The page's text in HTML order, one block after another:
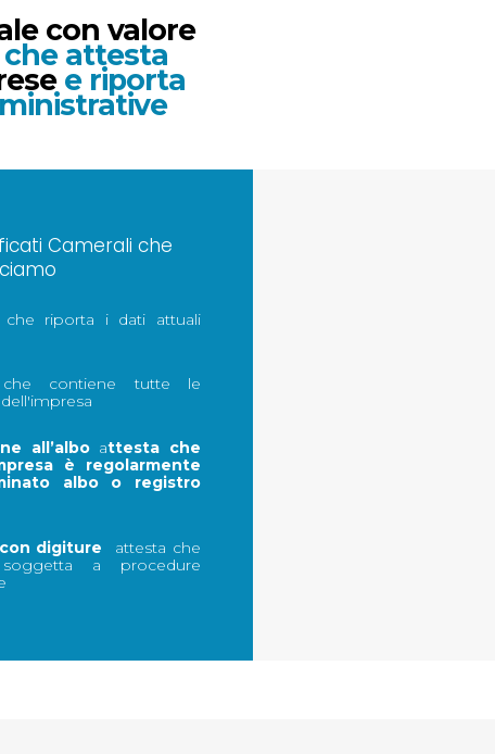
con valore
che attesta
e riporta
Camerali che
che riporta i dati attuali
contiene tutte le
all’alboattesta che
è regolarmente
albo o registro
digiture
attesta che
a procedure